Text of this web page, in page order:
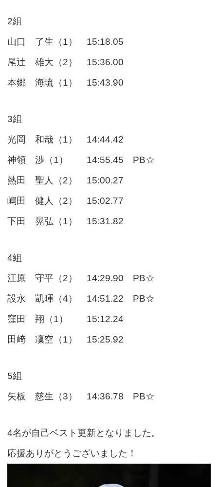
2組
山口 了生（1） 15:18.05
尾辻 雄大（2） 15:36.00
本郷 海琉（1） 15:43.90
3組
光岡 和哉（1） 14:44.42
神領 渉（1） 14:55.45 PB☆
熱田 聖人（2） 15:00.27
嶋田 健人（2） 15:02.77
下田 晃弘（1） 15:31.82
4組
江原 守平（2） 14:29.90 PB☆
設永 凱暉（4） 14:51.22 PB☆
窪田 翔（1） 15:12.24
田﨑 凜空（1） 15:25.92
5組
矢板 慈生（3） 14:36.78 PB☆
4名が自己ベスト更新となりました。
応援ありがとうございました！